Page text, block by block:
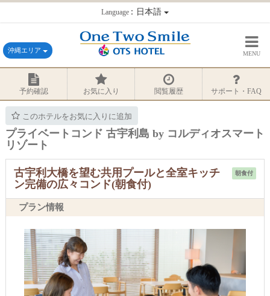
Language：日本語
沖縄エリア MENU
予約確認 お気に入り 閲覧履歴 サポート・FAQ
このホテルをお気に入りに追加
プライベートコンド 古宇利島 by コルディオスマート
リゾート
朝食付
古宇利大橋を望む共用プールと全室キッチ
ン完備の広々コンド(朝食付)
プラン情報